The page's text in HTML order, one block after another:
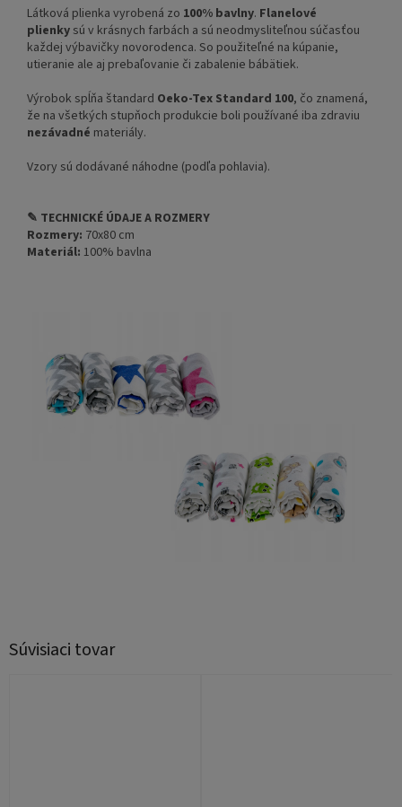
Súvisiaci tovar
Látková plienka vyrobená zo 100% bavlny. Flanelové
plienky sú v krásnych farbách a sú neodmysliteľnou súčasťou
každej výbavičky novorodenca. So použiteľné na kúpanie,
utieranie ale aj prebaľovanie či zabalenie bábätiek.
Výrobok spĺňa štandard Oeko-Tex Standard 100, čo znamená,
že na všetkých stupňoch produkcie boli používané iba zdraviu
nezávadné materiály.
Vzory sú dodávané náhodne (podľa pohlavia).
✎ TECHNICKÉ ÚDAJE A ROZMERY
Rozmery: 70x80 cm
Materiál: 100% bavlna